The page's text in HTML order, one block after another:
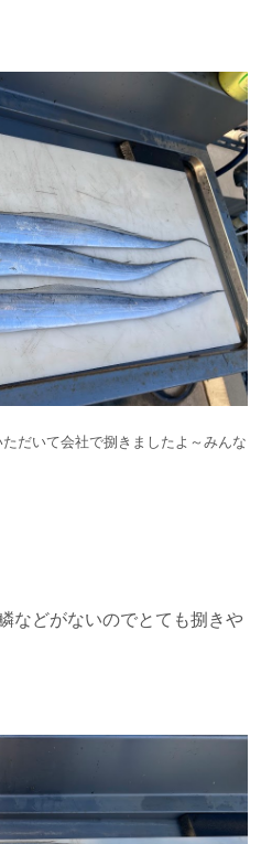
ただいて会社で捌きましたよ～みんな
などがないのでとても捌きや